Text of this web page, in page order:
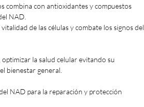
combina con antioxidantes y compuestos
NAD.
de las células y combate los signos del
la salud celular evitando su
bienestar general.
NAD para la reparación y protección